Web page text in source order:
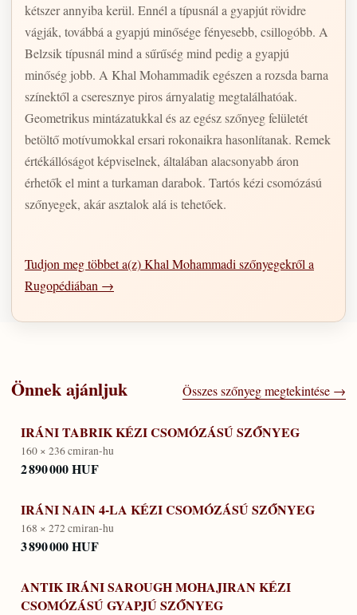
kétszer annyiba kerül. Ennél a típusnál a gyapjút rövidre
vágják, továbbá a gyapjú minősége fényesebb, csillogóbb. A
Belzsik típusnál mind a sűrűség mind pedig a gyapjú
minőség jobb. A Khal Mohammadik egészen a rozsda barna
színektől a cseresznye piros árnyalatig megtalálhatóak.
Geometrikus mintázatukkal és az egész szőnyeg felületét
betöltő motívumokkal ersari rokonaikra hasonlítanak. Remek
értékállóságot képviselnek, általában alacsonyabb áron
érhetők el mint a turkaman darabok. Tartós kézi csomózású
szőnyegek, akár asztalok alá is tehetőek.
Tudjon meg többet a(z) Khal Mohammadi szőnyegekről a
Rugopédiában →
Önnek ajánljuk Összes szőnyeg megtekintése →
IRÁNI TABRIK KÉZI CSOMÓZÁSÚ SZŐNYEG
160 × 236 cmiran-hu
2 890 000 HUF
IRÁNI NAIN 4-LA KÉZI CSOMÓZÁSÚ SZŐNYEG
168 × 272 cmiran-hu
3 890 000 HUF
ANTIK IRÁNI SAROUGH MOHAJIRAN KÉZI
CSOMÓZÁSÚ GYAPJÚ SZŐNYEG